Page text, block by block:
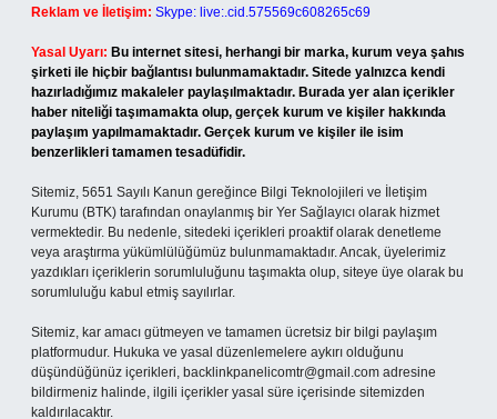
Reklam ve İletişim: Skype: live:.cid.575569c608265c69
Yasal Uyarı: Bu internet sitesi, herhangi bir marka, kurum veya şahıs
şirketi ile hiçbir bağlantısı bulunmamaktadır. Sitede yalnızca kendi
hazırladığımız makaleler paylaşılmaktadır. Burada yer alan içerikler
haber niteliği taşımamakta olup, gerçek kurum ve kişiler hakkında
paylaşım yapılmamaktadır. Gerçek kurum ve kişiler ile isim
benzerlikleri tamamen tesadüfidir.
Sitemiz, 5651 Sayılı Kanun gereğince Bilgi Teknolojileri ve İletişim
Kurumu (BTK) tarafından onaylanmış bir Yer Sağlayıcı olarak hizmet
vermektedir. Bu nedenle, sitedeki içerikleri proaktif olarak denetleme
veya araştırma yükümlülüğümüz bulunmamaktadır. Ancak, üyelerimiz
yazdıkları içeriklerin sorumluluğunu taşımakta olup, siteye üye olarak bu
sorumluluğu kabul etmiş sayılırlar.
Sitemiz, kar amacı gütmeyen ve tamamen ücretsiz bir bilgi paylaşım
platformudur. Hukuka ve yasal düzenlemelere aykırı olduğunu
düşündüğünüz içerikleri, backlinkpanelicomtr@gmail.com adresine
bildirmeniz halinde, ilgili içerikler yasal süre içerisinde sitemizden
kaldırılacaktır.